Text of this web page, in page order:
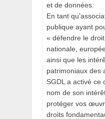
et de données.
En tant
publique ayant
« défendre le droit
nationale,
ainsi que les
patrimoniaux des
SGDL a activé ce
nom de son
protéger vos
droits